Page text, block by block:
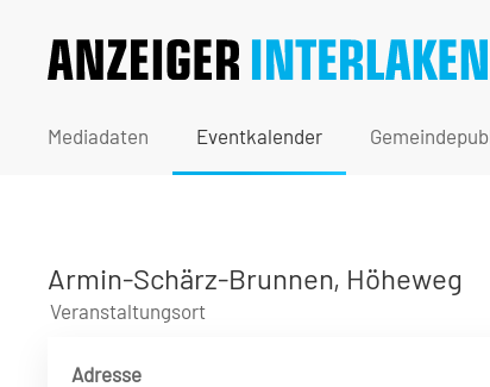
Mediadaten Eventkalender
Armin-Schärz-Brunnen, Höheweg
Veranstaltungsort
Adresse